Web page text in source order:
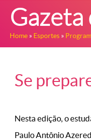
Gazeta
Home » Esportes »
Se
Nesta edição, o
Paulo Antônio